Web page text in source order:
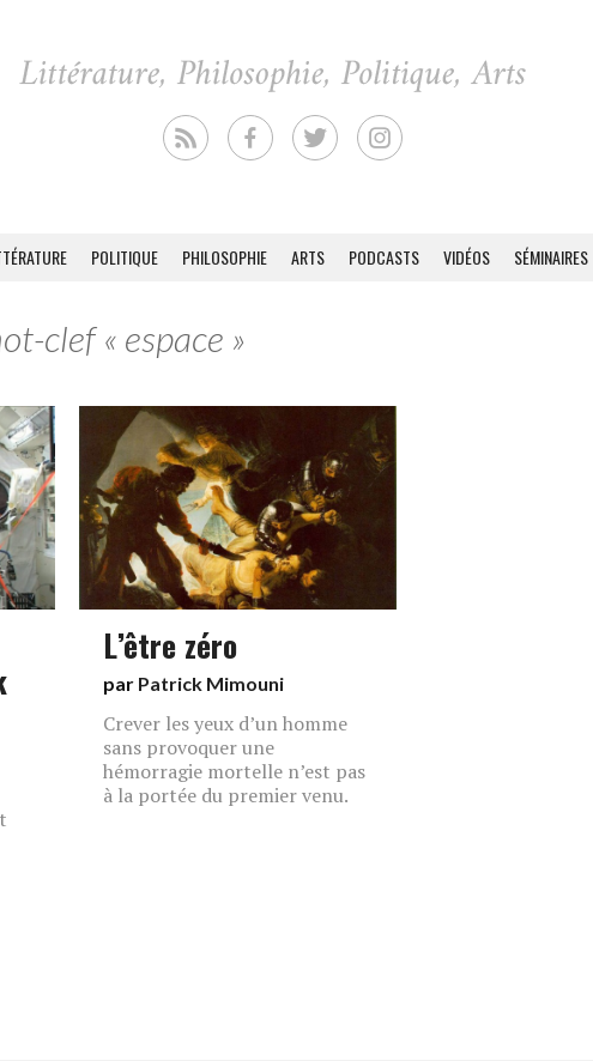
POLITIQUE PHILOSOPHIE ARTS PODCASTS VIDÉOS SÉMINAIRES
clef « espace »
L’être zéro
par Patrick Mimouni
Crever les yeux d’un homme
sans provoquer une
hémorragie mortelle n’est pas
à la portée du premier venu.